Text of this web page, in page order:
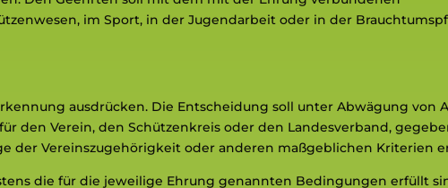
im Sport, in der Jugendarbeit oder in der
ausdrücken. Die Entscheidung soll unter Abwägung von
den Verein, den Schützenkreis oder den Landesverband,
der Vereinszugehörigkeit oder anderen maßgeblichen Kriterien
die für die jeweilige Ehrung genannten Bedingungen erfüllt